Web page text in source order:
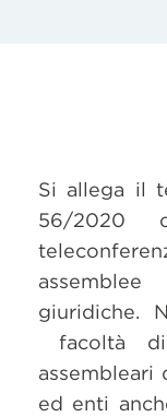
Si allega il
56/2020
giuridiche.
facoltà
ed enti